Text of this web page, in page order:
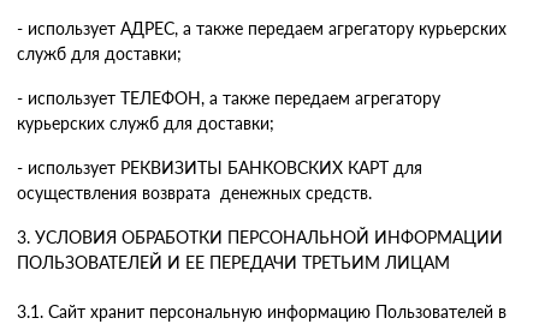
- использует АДРЕС, а также передаем агрегатору курьерских
служб для доставки;
- использует ТЕЛЕФОН, а также передаем агрегатору
курьерских служб для доставки;
- использует РЕКВИЗИТЫ БАНКОВСКИХ КАРТ для
осуществления возврата денежных средств.
3. УСЛОВИЯ ОБРАБОТКИ ПЕРСОНАЛЬНОЙ ИНФОРМАЦИИ
ПОЛЬЗОВАТЕЛЕЙ И ЕЕ ПЕРЕДАЧИ ТРЕТЬИМ ЛИЦАМ
3.1. Сайт хранит персональную информацию Пользователей в